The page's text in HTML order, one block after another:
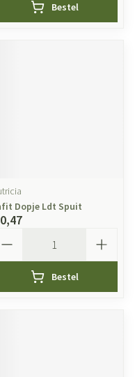
Bestel
Dopje Ldt Spuit
Bestel